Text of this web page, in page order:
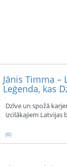
Jānis Timma –
Leģenda, kas
Dzīve un spožā
izcilākajiem Latvijas
(0)